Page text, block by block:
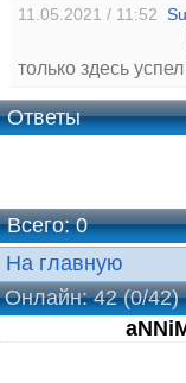
11.05.2021 / 11:52
только здесь успел
Ответы
Всего: 0
На главную
Онлайн: 42 (0/42)